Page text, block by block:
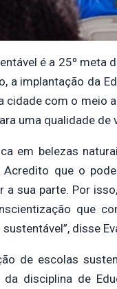
é a 25º meta
a implantação da
cidade com o meio
uma qualidade
em belezas
Acredito que o
a sua parte. Por
que
disse
de escolas
disciplina de